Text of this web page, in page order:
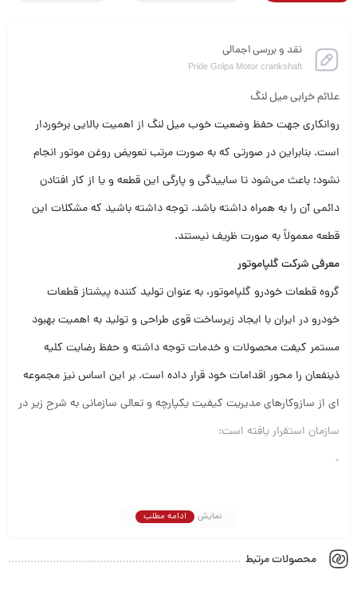
نقد و بررسی اجمالی
Pride Golpa Motor crankshaft
علائم خرابی میل لنگ
روانکاری جهت حفظ وضعیت خوب میل لنگ از اهمیت بالایی برخوردار
است. بنابراین در صورتی که به صورت مرتب تعویض روغن موتور انجام
نشود؛ باعث می‌شود تا ساییدگی و پارگی این قطعه و یا از کار افتادن
دائمی آن را به همراه داشته باشد. توجه داشته باشید که مشکلات این
قطعه معمولاً به صورت ظریف نیستند.
معرفی شرکت گلپاموتور
گروه قطعات خودرو گلپاموتور، به عنوان تولید کننده پیشتاز قطعات
خودرو در ایران با ایجاد زیرساخت‌ قوی طراحی و تولید به اهمیت بهبود
مستمر کیفت محصولات و خدمات توجه داشته و حفظ رضایت کلیه
ذینفعان را محور اقدامات خود قرار داده است. بر این اساس نیز مجموعه
ای از سازوکارهای مدیریت کیفیت یکپارچه و تعالی سازمانی به شرح زیر در
سازمان استقرار یافته است:
•
نمایش ادامه مطلب
محصولات مرتبط